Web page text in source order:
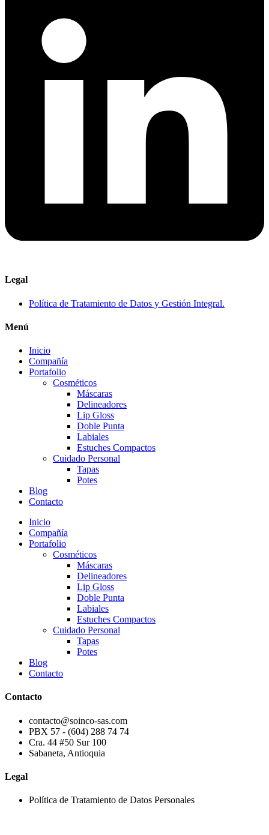
Legal
Política de Tratamiento de Datos y Gestión Integral.
Menú
Inicio
Compañía
Portafolio
Cosméticos
Máscaras
Delineadores
Lip Gloss
Doble Punta
Labiales
Estuches Compactos
Cuidado Personal
Tapas
Potes
Blog
Contacto
Inicio
Compañía
Portafolio
Cosméticos
Máscaras
Delineadores
Lip Gloss
Doble Punta
Labiales
Estuches Compactos
Cuidado Personal
Tapas
Potes
Blog
Contacto
Contacto
contacto@soinco-sas.com
PBX 57 - (604) 288 74 74
Cra. 44 #50 Sur 100
Sabaneta, Antioquia
Legal
Política de Tratamiento de Datos Personales